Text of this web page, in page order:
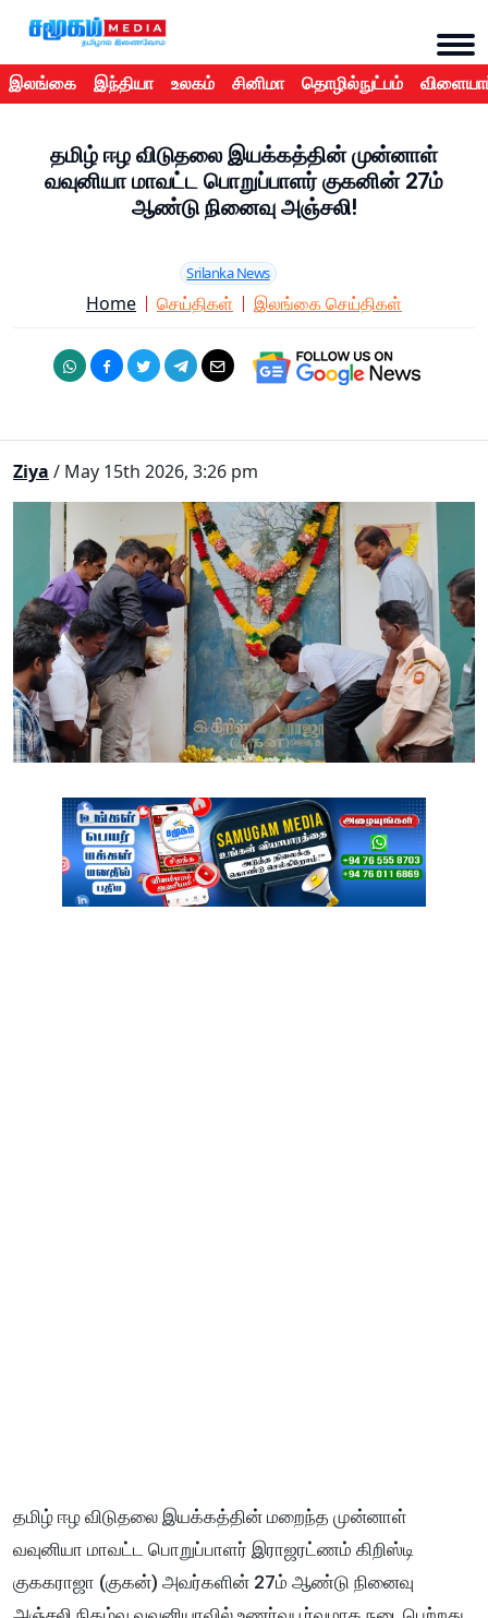
இலங்கை இந்தியா உலகம் சினிமா தொழில்நுட்பம்
தமிழ் ஈழ விடுதலை இயக்கத்தின் முன்னாள்
வவுனியா மாவட்ட பொறுப்பாளர் குகனின் 27ம்
ஆண்டு நினைவு அஞ்சலி!
Srilanka News
Home செய்திகள் இலங்கை செய்திகள்
Ziya / May 15th 2026, 3:26 pm
தமிழ் ஈழ விடுதலை இயக்கத்தின் மறைந்த முன்னாள்
வவுனியா மாவட்ட பொறுப்பாளர் இராஜரட்ணம் கிறிஸ்டி
குககராஜா (குகன்) அவர்களின் 27ம் ஆண்டு நினைவு